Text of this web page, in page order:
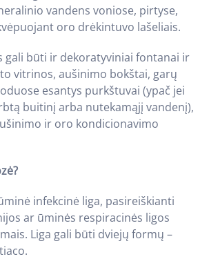
vandens voniose, pirtyse,
oro drėkintuvo lašeliais.
gali būti ir dekoratyviniai fontanai ir
vitrinos, aušinimo bokštai, garų
esantys purkštuvai (ypač jei
buitinį arba nutekamąjį vandenį),
ir oro kondicionavimo
infekcinė liga, pasireiškianti
ar ūminės respiracinės ligos
Liga gali būti dviejų formų –